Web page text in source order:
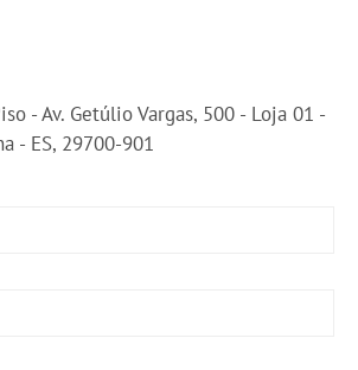
- Av. Getúlio Vargas, 500 - Loja 01 -
- ES, 29700-901